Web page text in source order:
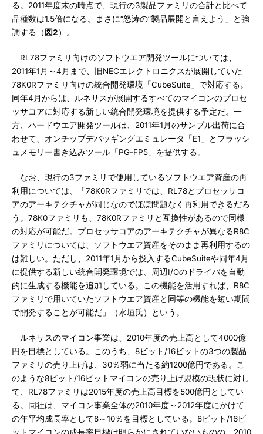
る。2011年度末の時点で、現行の3製品ファミリの合計と比べて
品種数は1.5倍になる。まさに“怒涛の”製品展開と言えよう」と強
調する（ 図2）。
RL78ファミリ向けのソフトウエア開発ツールについては、
2011年1月～4月まで、旧NECエレクトロニクスが展開していた
78K0Rファミリ向けの統合開発環境「CubeSuite」で対応する。
同年4月からは、ルネサスが展開するすべてのマイコンのプロセ
ッサコアに対応する新しい統合開発環境を提供する予定だ。一
方、ハードウエア開発ツールは、2011年1月のサンプル出荷に合
わせて、オンチップデバッギングエミュレータ「E1」とフラッシ
ュメモリー書き込みツール「PG-FP5」を提供する。
なお、現行の3ファミリで使用しているソフトウエア資産の再
利用については、「78K0Rファミリでは、RL78とプロセッサコ
アのアーキテクチャが同じなのでほぼ問題なく再利用できるだろ
う。78K0ファミリも、78K0Rファミリと互換性があるので同様
の対応が可能だ。プロセッサコアのアーキテクチャが異なるR8C
ファミリについては、ソフトウエア資産をそのまま再利用するの
は難しい。ただし、2011年1月から投入するCubeSuiteや同年4月
に提供する新しい統合開発環境では、周辺I/Oのドライバを自動
的に生成する機能を追加している。この機能を活用すれば、R8C
ファミリで用いていたソフトウエア資産と同等の機能を短い期間
で開発することが可能だ」（水垣氏）という。
ルネサスのマイコン事業は、2010年度の売上高として4000億
円を目標としている。このうち、8ビット/16ビットの3つの製品
ファミリの売り上げは、30％弱に当たる約1200億円である。こ
のような8ビット/16ビットマイコンの売り上げ規模の現状に対し
て、RL78ファミリは2015年度の売上高目標を500億円としてい
る。同社は、マイコン事業全体の2010年度～2012年度にかけて
の年平均成長率として8～10％を目標としている。8ビット/16ビ